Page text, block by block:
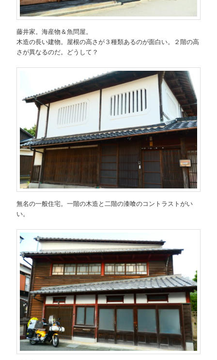
藤井家。海産物＆魚問屋。
木造の長い建物。屋根の高さが３種類あるのが面白い。２階の高
さが異なるのだ。どうして？
無名の一般住宅。一階の木造と二階の漆喰のコントラストがい
い。